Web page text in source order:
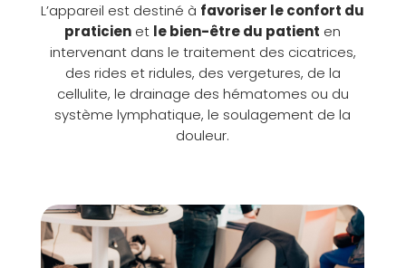
L’appareil est destiné à favoriser le confort du
praticien et le bien-être du patient en
intervenant dans le traitement des cicatrices,
des rides et ridules, des vergetures, de la
cellulite, le drainage des hématomes ou du
système lymphatique, le soulagement de la
douleur.